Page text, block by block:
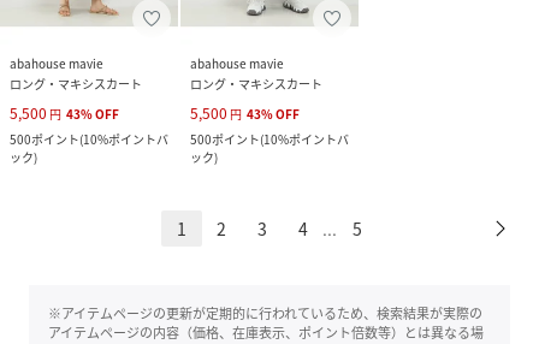
abahouse mavie
ロング・マキシスカート
5,500 円 43%OFF
500ポイント(10%ポイントバ
ック)
abahouse mavie
ロング・マキシスカート
5,500 円 43%OFF
500ポイント(10%ポイントバ
ック)
1 2 3 4 ... 5
※アイテムページの更新が定期的に行われているため、検索結果が実際の
アイテムページの内容（価格、在庫表示、ポイント倍数等）とは異なる場